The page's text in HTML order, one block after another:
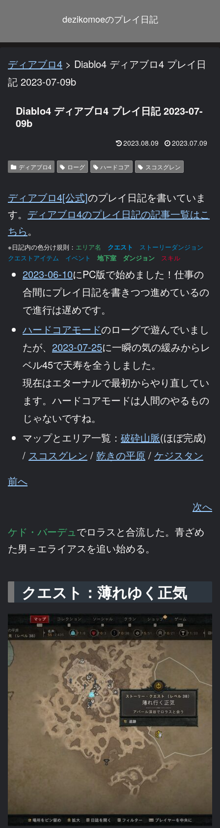
dezikomoeのプレイ日記
ディアブロ4 > Diablo4 ディアブロ4 プレイ日
記 2023-07-09b
Diablo4 ディアブロ4 プレイ日記 2023-07-
09b
2023.08.09 2023.07.09
ディアブロ4 ローグ ハードコア スコスグレン
ディアブロ4[公式]のプレイ日記を書いていま
す。 ディアブロ4のプレイ日記の記事一覧はこ
ちら。
※日記内の色分け規則： エリア名 クエスト
ストーリーダンジョン
クエストアイテム イベント
地下室 ダンジョン スキル
2023-06-10にPC版で始めました！仕事の
合間にプレイ日記を書きつつ進めているの
で進行は遅めです。
ハードコアモードのローグで遊んでいまし
たが、 2023-07-25に一瞬の気の緩みからレ
ベル45で天寿を全うしました。
現在はエターナルで最初からやり直してい
ます。ハードコアモードは人間のやるもの
じゃないですね。
マップとエリア一覧： 破砕山脈(ほぼ完成)
/ スコスグレン / 乾きの平原 / ケジスタン
前へ
次へ
ケド・バーデュでロラスと合流した。青ざめ
た男＝エライアスを追い始める。
クエスト：薄れゆく正気